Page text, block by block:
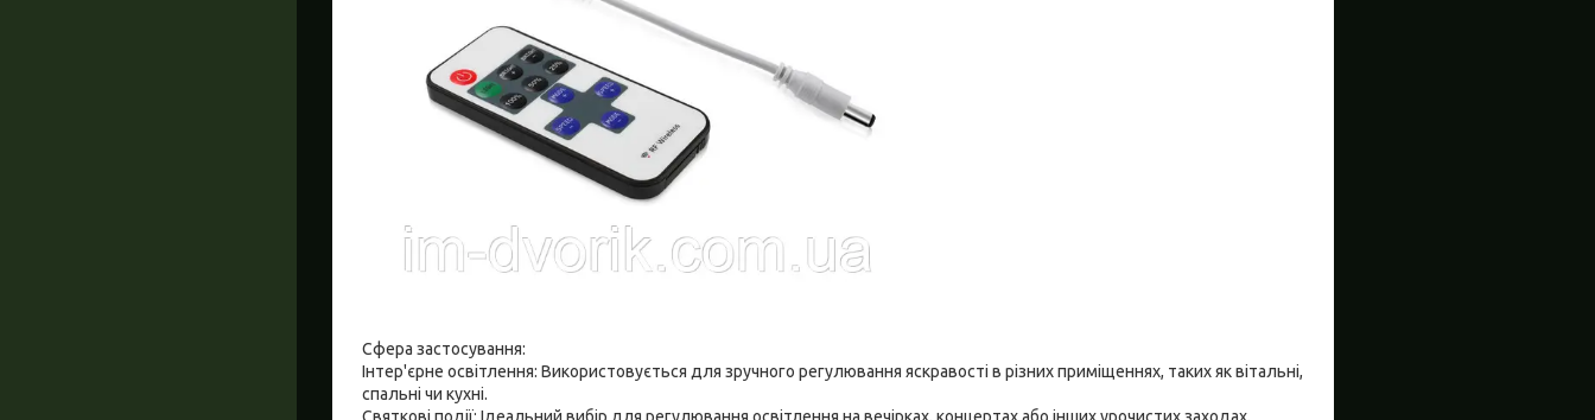
Сфера застосування:
Інтер'єрне освітлення: Використовується для зручного регулювання яскравості в різних приміщеннях, таких як вітальні,
спальні чи кухні.